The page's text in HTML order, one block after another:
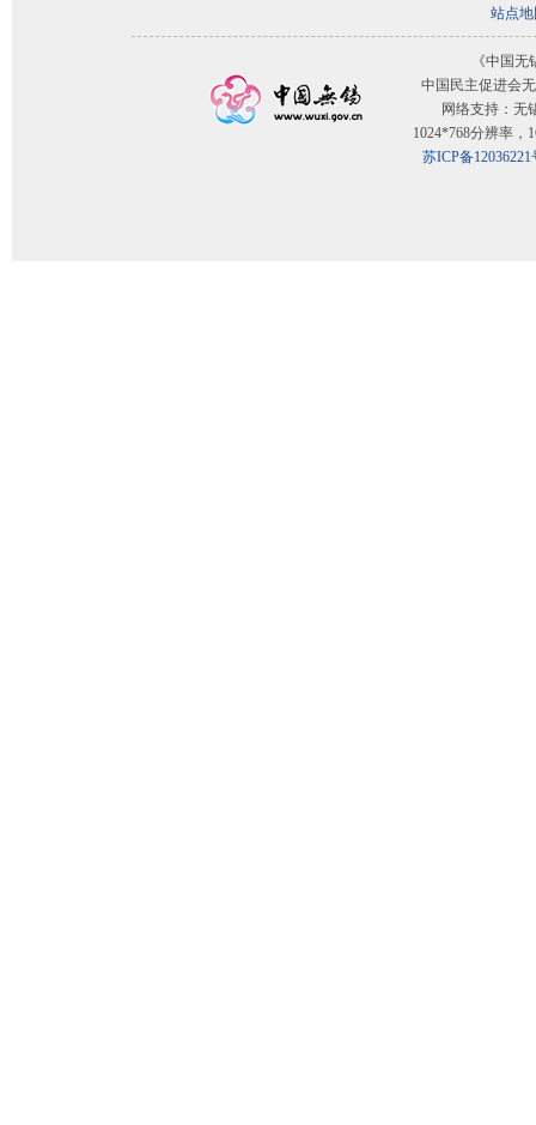
站点
《中国
中国民主促进会
网络支持：无
1024*768分辨率，
苏ICP备12036221